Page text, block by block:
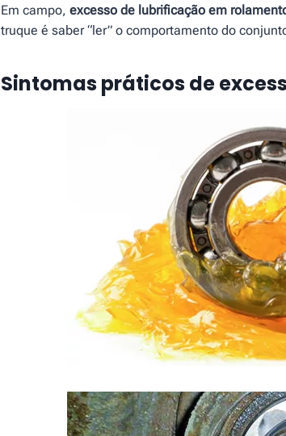
Em campo, excesso de lubrificação em
truque é saber “ler” o comportamento do
Sintomas práticos de